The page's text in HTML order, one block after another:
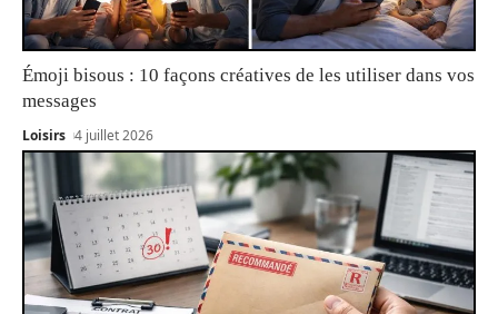
Émoji bisous : 10 façons créatives de les utiliser dans vos
messages
Loisirs 4 juillet 2026